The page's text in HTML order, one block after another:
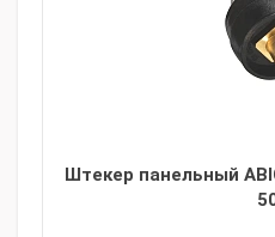
Штекер панельный